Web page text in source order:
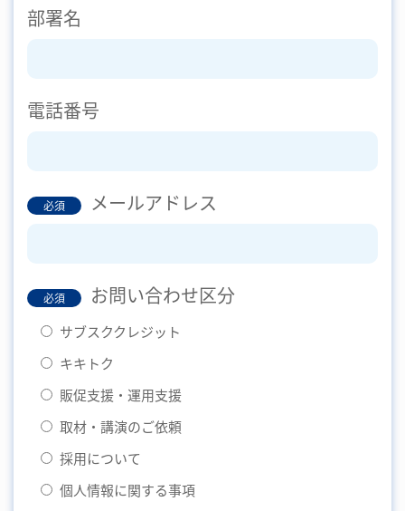
部署名
電話番号
必須 メールアドレス
必須 お問い合わせ区分
サブスククレジット
キキトク
販促支援・運用支援
取材・講演のご依頼
採用について
個人情報に関する事項